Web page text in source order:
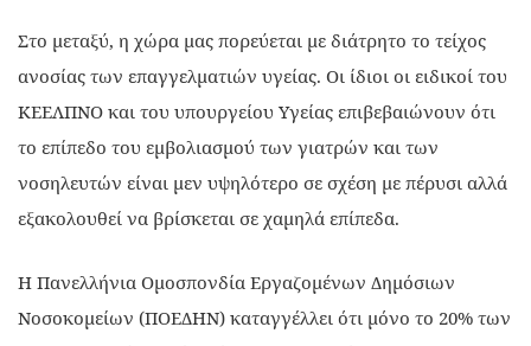
Στο μεταξύ, η χώρα μας πορεύεται με διάτρητο το τείχος
ανοσίας των επαγγελματιών υγείας. Οι ίδιοι οι ειδικοί του
ΚΕΕΛΠΝΟ και του υπουργείου Υγείας επιβεβαιώνουν ότι
το επίπεδο του εμβολιασμού των γιατρών και των
νοσηλευτών είναι μεν υψηλότερο σε σχέση με πέρυσι αλλά
εξακολουθεί να βρίσκεται σε χαμηλά επίπεδα.
Η Πανελλήνια Ομοσπονδία Εργαζομένων Δημόσιων
Νοσοκομείων (ΠΟΕΔΗΝ) καταγγέλλει ότι μόνο το 20% των